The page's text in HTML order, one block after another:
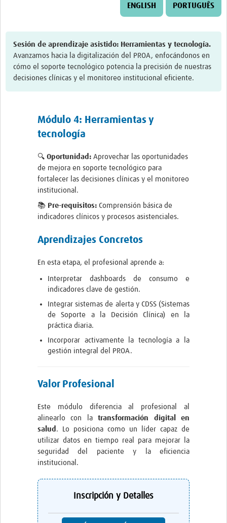
Talleres
Twinning
Crear un Club de Investigación
Crear Data Clinic
Búsqueda de información en bases … alertas PubMed
Pathfinders Brasil
Pathfinder Colombia
Pathfinder Honduras
Pathfinder Perú
Mapa Interactivo
PORTUGUÊS
ENGLISH
Sesión de aprendizaje asistido: Herramientas y tecnología.
Avanzamos hacia la digitalización del PROA, enfocándonos en
cómo el soporte tecnológico potencia la precisión de nuestras
decisiones clínicas y el monitoreo institucional eficiente.
Módulo 4: Herramientas y
tecnología
🔍 Oportunidad: Aprovechar las oportunidades
de mejora en soporte tecnológico para
fortalecer las decisiones clínicas y el monitoreo
institucional.
📚 Pre-requisitos: Comprensión básica de
indicadores clínicos y procesos asistenciales.
Aprendizajes Concretos
En esta etapa, el profesional aprende a:
Interpretar dashboards de consumo e
indicadores clave de gestión.
Integrar sistemas de alerta y CDSS (Sistemas
de Soporte a la Decisión Clínica) en la
práctica diaria.
Incorporar activamente la tecnología a la
gestión integral del PROA.
Valor Profesional
Este módulo diferencia al profesional al
alinearlo con latransformación digital en
salud. Lo posiciona como un líder capaz de
utilizar datos en tiempo real para mejorar la
seguridad del paciente y la eficiencia
institucional.
Inscripción y Detalles